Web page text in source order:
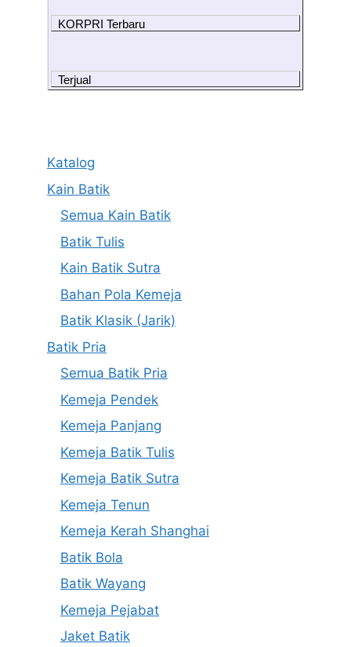
KORPRI Terbaru
Terjual
Katalog
Kain Batik
Semua Kain Batik
Batik Tulis
Kain Batik Sutra
Bahan Pola Kemeja
Batik Klasik (Jarik)
Batik Pria
Semua Batik Pria
Kemeja Pendek
Kemeja Panjang
Kemeja Batik Tulis
Kemeja Batik Sutra
Kemeja Tenun
Kemeja Kerah Shanghai
Batik Bola
Batik Wayang
Kemeja Pejabat
Jaket Batik